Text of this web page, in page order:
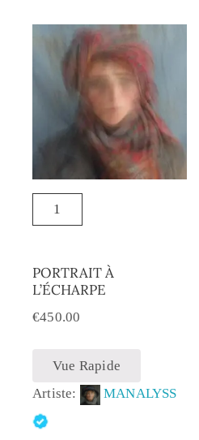
PORTRAIT À
L’ÉCHARPE
€450.00
Vue Rapide
Artiste:
MANALYSS